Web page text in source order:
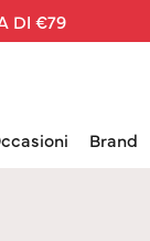
DI €79
Brand